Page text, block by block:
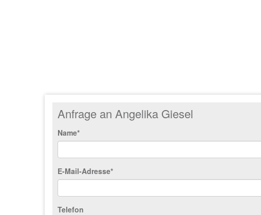
Anfrage an Angelika Giesel
Name*
E-Mail-Adresse*
Telefon